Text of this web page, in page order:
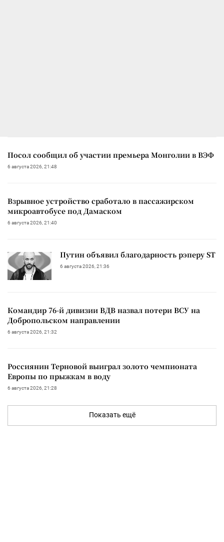
Посол сообщил об участии премьера Монголии в ВЭФ
6 августа 2026, 21:48
Взрывное устройство сработало в пассажирском
микроавтобусе под Дамаском
6 августа 2026, 21:40
Путин объявил благодарность рэперу ST
6 августа 2026, 21:36
Командир 76-й дивизии ВДВ назвал потери ВСУ на
Добропольском направлении
6 августа 2026, 21:32
Россиянин Терновой выиграл золото чемпионата
Европы по прыжкам в воду
6 августа 2026, 21:28
Показать ещё